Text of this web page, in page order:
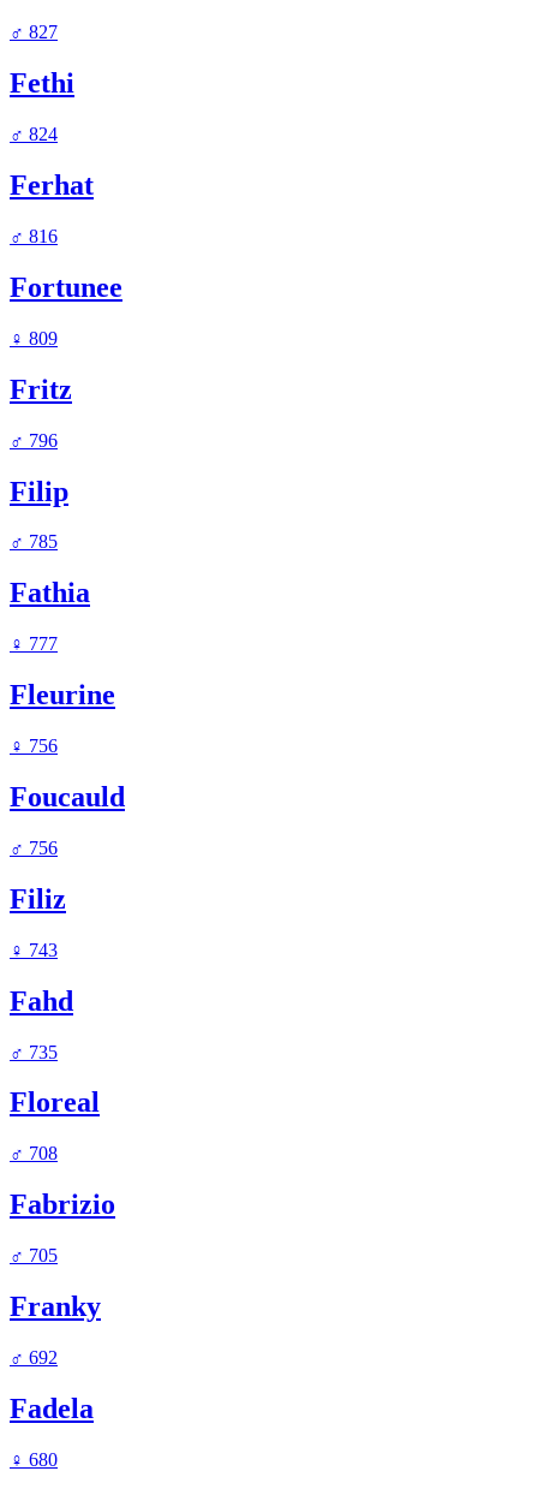
♂ 827
Fethi
♂ 824
Ferhat
♂ 816
Fortunee
♀ 809
Fritz
♂ 796
Filip
♂ 785
Fathia
♀ 777
Fleurine
♀ 756
Foucauld
♂ 756
Filiz
♀ 743
Fahd
♂ 735
Floreal
♂ 708
Fabrizio
♂ 705
Franky
♂ 692
Fadela
♀ 680